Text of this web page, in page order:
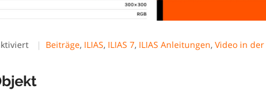
für
das
Beiträge, ILIAS, ILIAS 7, ILIAS Anleitungen, Video in der